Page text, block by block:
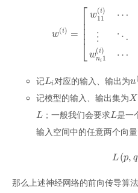
w(i) =
⎡
⎣
⎢⎢⎢⎢
w
(i)
11
⋮
w
(i)
ni 1
⋯
⋱
⋯
w(i)= [w 11 ⋯ n i+
记Li
Li 对应的输入、输出为u(
u(
记模型的输入、输出集为X
X
L
L ；一般我们会要求L
L 是一
输入空间中的任意两个向量
L (p, q
L( p,
那么上述神经网络的前向传导算